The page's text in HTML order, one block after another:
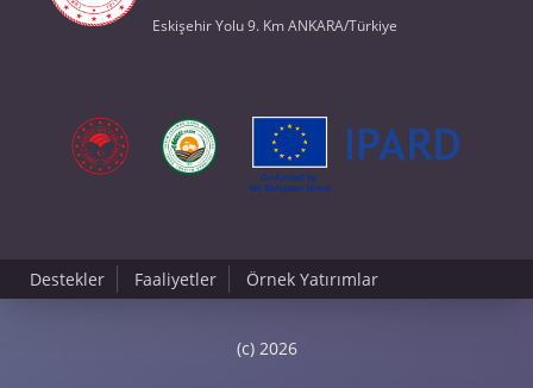
Eskişehir Yolu 9. Km ANKARA/Türkiye
Destekler Faaliyetler Örnek Yatırımlar
(c) 2026